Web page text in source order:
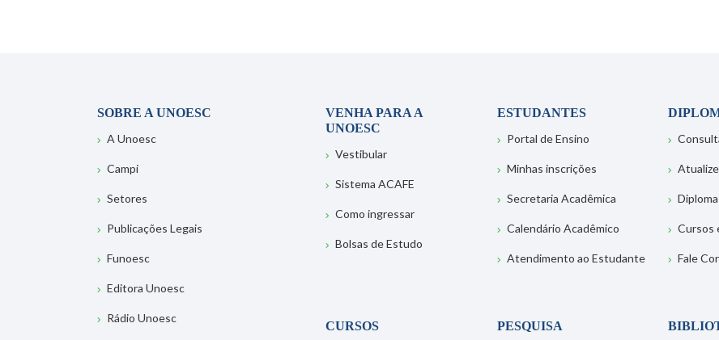
SOBRE A UNOESC
A Unoesc
Campi
Setores
Publicações Legais
Funoesc
Editora Unoesc
Rádio Unoesc
VENHA PARA A
UNOESC
Vestibular
Sistema ACAFE
Como ingressar
Bolsas de Estudo
ESTUDANTES
Portal de Ensino
Minhas inscrições
Secretaria Acadêmica
Calendário Acadêmico
Atendimento ao Estudante
Cursos
Fale
CURSOS
PESQUISA